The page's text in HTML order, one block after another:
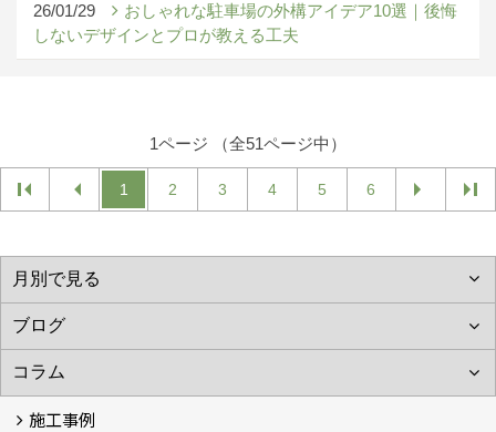
26/01/29
おしゃれな駐車場の外構アイデア10選｜後悔
しないデザインとプロが教える工夫
1ページ （全51ページ中）
1 2 3 4 5 6
施工事例